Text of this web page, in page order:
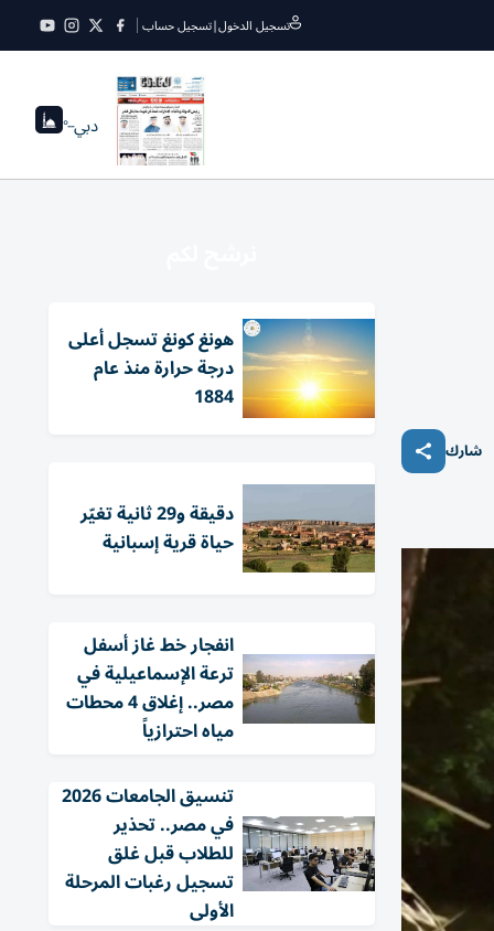
تسجيل الدخول|تسجيل حساب
دبي--°
شارك
هونغ كونغ تسجل أعلى
درجة حرارة منذ عام
1884
دقيقة و29 ثانية تغيّر
حياة قرية إسبانية
انفجار خط غاز أسفل
ترعة الإسماعيلية في
مصر.. إغلاق 4 محطات
مياه احترازياً
تنسيق الجامعات 2026
في مصر.. تحذير
للطلاب قبل غلق
تسجيل رغبات المرحلة
الأولى